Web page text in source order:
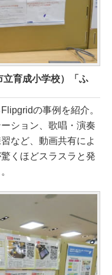
育成小学校）「ふ
の事例を紹介。
ション、歌唱・演奏
など、動画共有によ
くほどスラスラと発